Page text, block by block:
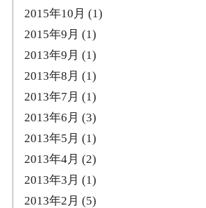
2015年10月 (1)
2015年9月 (1)
2013年9月 (1)
2013年8月 (1)
2013年7月 (1)
2013年6月 (3)
2013年5月 (1)
2013年4月 (2)
2013年3月 (1)
2013年2月 (5)